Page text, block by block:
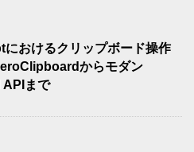
おけるクリップボード操作
からモダン
まで